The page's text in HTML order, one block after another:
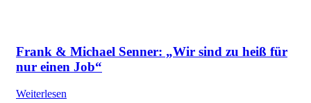
Frank & Michael Senner: „Wir sind zu heiß für
nur einen Job“
Weiterlesen